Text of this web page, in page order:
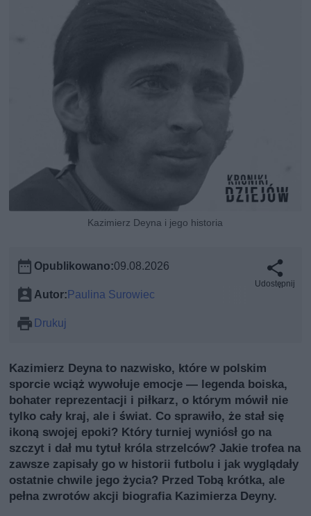
Kazimierz Deyna i jego historia
Opublikowano:09.08.2026
Autor:Paulina Surowiec
Drukuj
Udostępnij
Kazimierz Deyna to nazwisko, które w polskim
sporcie wciąż wywołuje emocje — legenda boiska,
bohater reprezentacji i piłkarz, o którym mówił nie
tylko cały kraj, ale i świat. Co sprawiło, że stał się
ikoną swojej epoki? Który turniej wyniósł go na
szczyt i dał mu tytuł króla strzelców? Jakie trofea na
zawsze zapisały go w historii futbolu i jak wyglądały
ostatnie chwile jego życia? Przed Tobą krótka, ale
pełna zwrotów akcji biografia Kazimierza Deyny.